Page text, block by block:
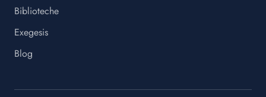
Biblioteche
Exegesis
Blog